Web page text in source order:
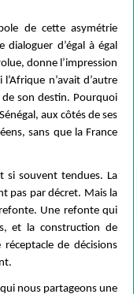
de cette asymétrie
d’égal à égal
donne l’impression
n’avait d’autre
de son destin. Pourquoi
aux côtés de ses
sans que la France
si souvent tendues. La
pas par décret. Mais la
Une refonte qui
et la construction de
de décisions
qui nous partageons une